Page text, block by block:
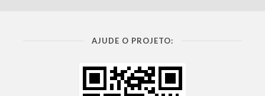
AJUDE O PROJETO: